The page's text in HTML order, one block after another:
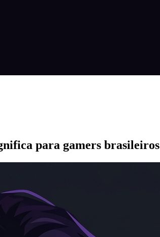
para gamers brasileiros